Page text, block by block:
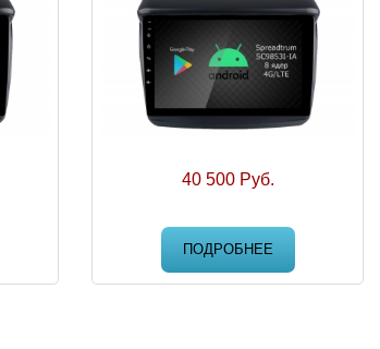
40 500 Руб.
ПОДРОБНЕЕ